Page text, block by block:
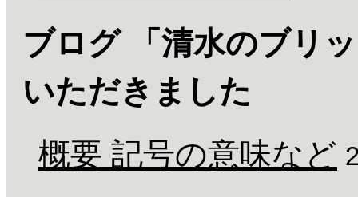
ブログ 「清水のブリ
いただきました
概要 記号の意味など